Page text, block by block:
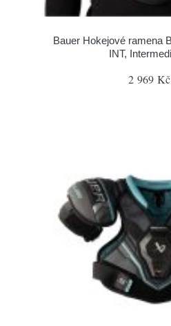
Bauer Hokejové ramena
INT,
2 969 Kč